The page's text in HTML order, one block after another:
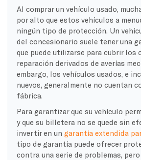
Al comprar un vehículo usado,
por alto que estos vehículos a
ningún tipo de protección. Un
del concesionario suele tener una
que puede utilizarse para cubrir los
reparación derivados de averías
embargo, los vehículos usados, e
nuevos, generalmente no cuentan
fábrica.
Para garantizar que su vehículo
y que su billetera no se quede sin
invertir en un garantía extendida
tipo de garantía puede ofrecer
contra una serie de problemas,